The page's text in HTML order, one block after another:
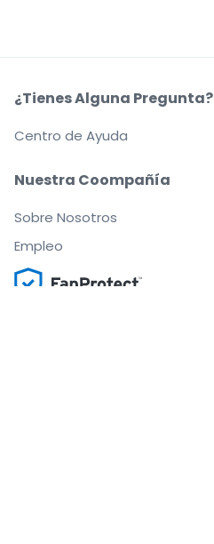
Nuestra Coompañía
Sobre Nosotros
Empleo
¿Tienes Alguna Pregunta?
Centro de Ayuda